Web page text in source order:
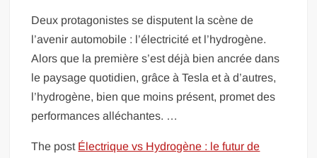
Deux protagonistes se disputent la scène de
l’avenir automobile : l’électricité et l’hydrogène.
Alors que la première s’est déjà bien ancrée dans
le paysage quotidien, grâce à Tesla et à d’autres,
l’hydrogène, bien que moins présent, promet des
performances alléchantes. …
The post Électrique vs Hydrogène : le futur de